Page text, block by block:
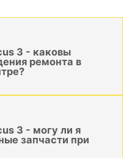
3 - каковы
ремонта в
3 - могу ли я
запчасти при